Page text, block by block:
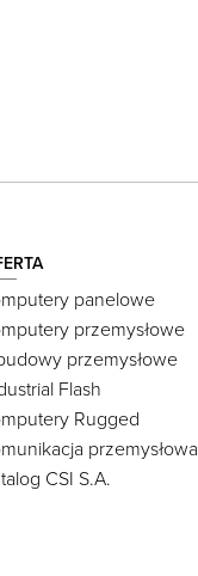
panelowe
przemysłowe
przemysłowe
Flash
Rugged
przemysłowa
CSI S.A.